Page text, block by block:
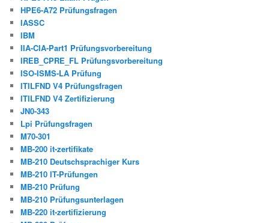
HPE6-A72 Prüfungsfragen
IASSC
IBM
IIA-CIA-Part1 Prüfungsvorbereitung
IREB_CPRE_FL Prüfungsvorbereitung
ISO-ISMS-LA Prüfung
ITILFND V4 Prüfungsfragen
ITILFND V4 Zertifizierung
JN0-343
Lpi Prüfungsfragen
M70-301
MB-200 it-zertifikate
MB-210 Deutschsprachiger Kurs
MB-210 IT-Prüfungen
MB-210 Prüfung
MB-210 Prüfungsunterlagen
MB-220 it-zertifizierung